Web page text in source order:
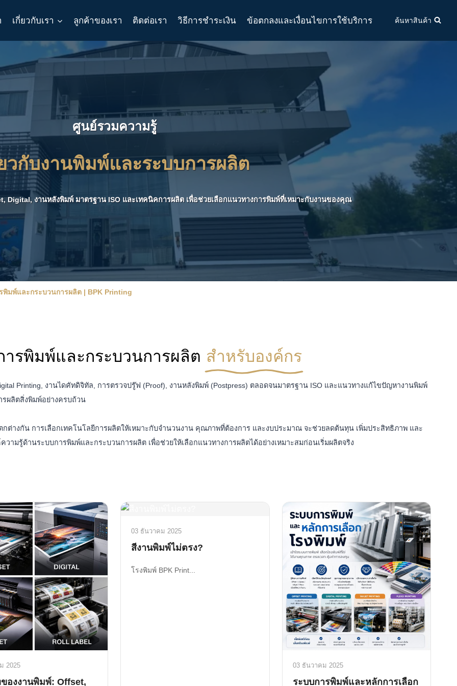
เกี่ยวกับเรา ลูกค้าของเรา ติดต่อเรา วิธีการชำระเงิน ข้อตกลงและเงื่อนไขการใช้บริการ ค้นหาสินค้า
ศูนย์รวมความรู้
วกับงานพิมพ์และระบบการผลิต
Digital, งานหลังพิมพ์ มาตรฐาน ISO และเทคนิคการผลิต เพื่อช่วยเลือกแนวทางการพิมพ์ที่เหมาะกับงานของคุณ
พิมพ์และกระบวนการผลิต | BPK Printing
รพิมพ์และกระบวนการผลิต สำหรับองค์กร
Printing, งานไดคัทดิจิทัล, การตรวจปรู๊ฟ (Proof), งานหลังพิมพ์ (Postpress) ตลอดจนมาตรฐาน ISO และแนวทางแก้ไขปัญหางานพิมพ์
ผลิตสิ่งพิมพ์อย่างครบถ้วน
ต่างกัน การเลือกเทคโนโลยีการผลิตให้เหมาะกับจำนวนงาน คุณภาพที่ต้องการ และงบประมาณ จะช่วยลดต้นทุน เพิ่มประสิทธิภาพ และ
มรู้ด้านระบบการพิมพ์และกระบวนการผลิต เพื่อช่วยให้เลือกแนวทางการผลิตได้อย่างเหมาะสมก่อนเริ่มผลิตจริง
2025
องงานพิมพ์: Offset,
03 ธันวาคม 2025
สีงานพิมพ์ไม่ตรง?
โรงพิมพ์ BPK Print...
03 ธันวาคม 2025
ระบบการพิมพ์และหลักการเลือก